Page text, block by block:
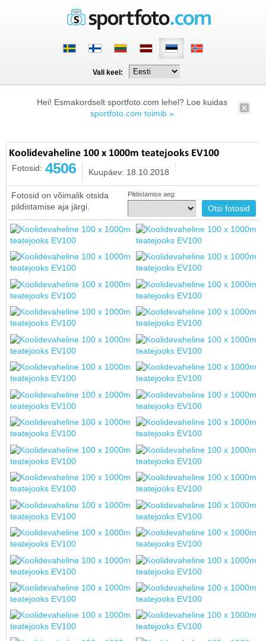
Vali keel:
Hei! Esmakordselt sportfoto.com lehel? Loe kuidas
sportfoto.com toimib »
Koolidevaheline 100 x 1000m teatejooks EV100
Fotosid: 4506 Kuupäev: 18.10.2018
Fotosid on võimalik otsida
pildistamise aja järgi.
Pildistamise aeg: